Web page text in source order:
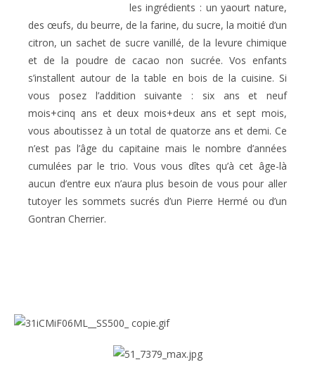
les ingrédients : un yaourt nature,
des œufs, du beurre, de la farine, du sucre, la moitié d’un
citron, un sachet de sucre vanillé, de la levure chimique
et de la poudre de cacao non sucrée. Vos enfants
s’installent autour de la table en bois de la cuisine. Si
vous posez l’addition suivante : six ans et neuf
mois+cinq ans et deux mois+deux ans et sept mois,
vous aboutissez à un total de quatorze ans et demi. Ce
n’est pas l’âge du capitaine mais le nombre d’années
cumulées par le trio. Vous vous dîtes qu’à cet âge-là
aucun d’entre eux n’aura plus besoin de vous pour aller
tutoyer les sommets sucrés d’un Pierre Hermé ou d’un
Gontran Cherrier.